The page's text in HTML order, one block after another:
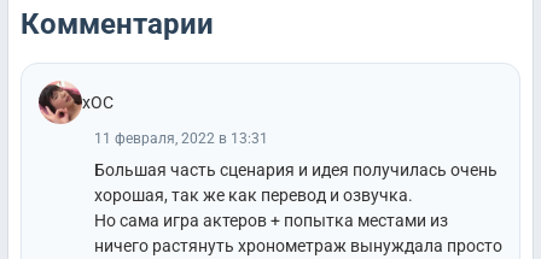
Комментарии
xOC
11 февраля, 2022 в 13:31
Большая часть сценария и идея получилась очень
хорошая, так же как перевод и озвучка.
Но сама игра актеров + попытка местами из
ничего растянуть хронометраж вынуждала просто